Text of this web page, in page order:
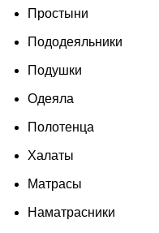
Простыни
Пододеяльники
Подушки
Одеяла
Полотенца
Халаты
Матрасы
Наматрасники